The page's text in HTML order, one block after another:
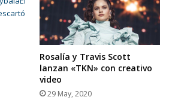
Rosalía y Travis Scott
lanzan «TKN» con creativo
video
29 May, 2020